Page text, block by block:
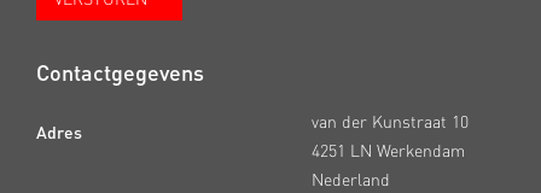
Contactgegevens
Adres
van der Kunstraat 10
4251 LN Werkendam
Nederland